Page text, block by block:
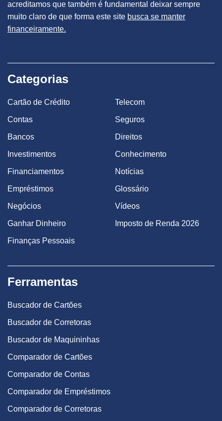
acreditamos que também é fundamental deixar sempre
muito claro de que forma este site busca se manter
financeiramente.
Categorias
Cartão de Crédito
Contas
Bancos
Investimentos
Financiamentos
Empréstimos
Negócios
Ganhar Dinheiro
Finanças Pessoais
Telecom
Seguros
Direitos
Conhecimento
Notícias
Glossário
Vídeos
Imposto de Renda 2026
Ferramentas
Buscador de Cartões
Buscador de Corretoras
Buscador de Maquininhas
Comparador de Cartões
Comparador de Contas
Comparador de Empréstimos
Comparador de Corretoras